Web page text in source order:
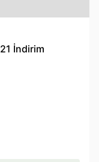
İndirim